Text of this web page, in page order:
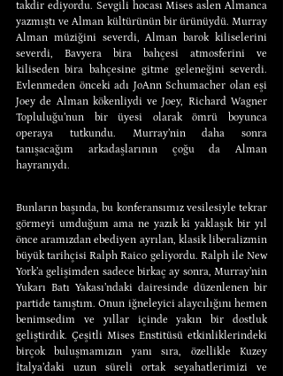
takdir ediyordu. Sevgili hocası Mises aslen Almanca
yazmıştı ve Alman kültürünün bir ürünüydü. Murray
Alman müziğini severdi, Alman barok kiliselerini
severdi, Bavyera bira bahçesi atmosferini ve
kiliseden bira bahçesine gitme geleneğini severdi.
Evlenmeden önceki adı JoAnn Schumacher olan eşi
Joey de Alman kökenliydi ve Joey, Richard Wagner
Topluluğu’nun bir üyesi olarak ömrü boyunca
operaya tutkundu. Murray’nin daha sonra
tanışacağım arkadaşlarının çoğu da Alman
hayranıydı.
Bunların başında, bu konferansımız vesilesiyle tekrar
görmeyi umduğum ama ne yazık ki yaklaşık bir yıl
önce aramızdan ebediyen ayrılan, klasik liberalizmin
büyük tarihçisi Ralph Raico geliyordu. Ralph ile New
York’a gelişimden sadece birkaç ay sonra, Murray’nin
Yukarı Batı Yakası’ndaki dairesinde düzenlenen bir
partide tanıştım. Onun iğneleyici alaycılığını hemen
benimsedim ve yıllar içinde yakın bir dostluk
geliştirdik. Çeşitli Mises Enstitüsü etkinliklerindeki
birçok buluşmamızın yanı sıra, özellikle Kuzey
İtalya’daki uzun süreli ortak seyahatlerimizi ve